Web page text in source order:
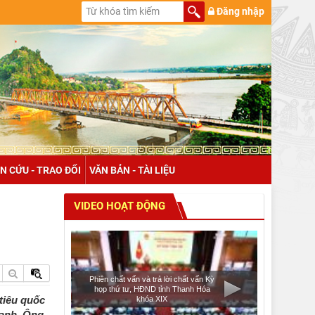
Đăng nhập
CỨU - TRAO ĐỔI VĂN BẢN - TÀI LIỆU
quốc
VIDEO HOẠT ĐỘNG
Phiên chất vấn và trả lời chất vấn Kỳ
họp thứ tư, HĐND tỉnh Thanh Hóa
khóa XIX